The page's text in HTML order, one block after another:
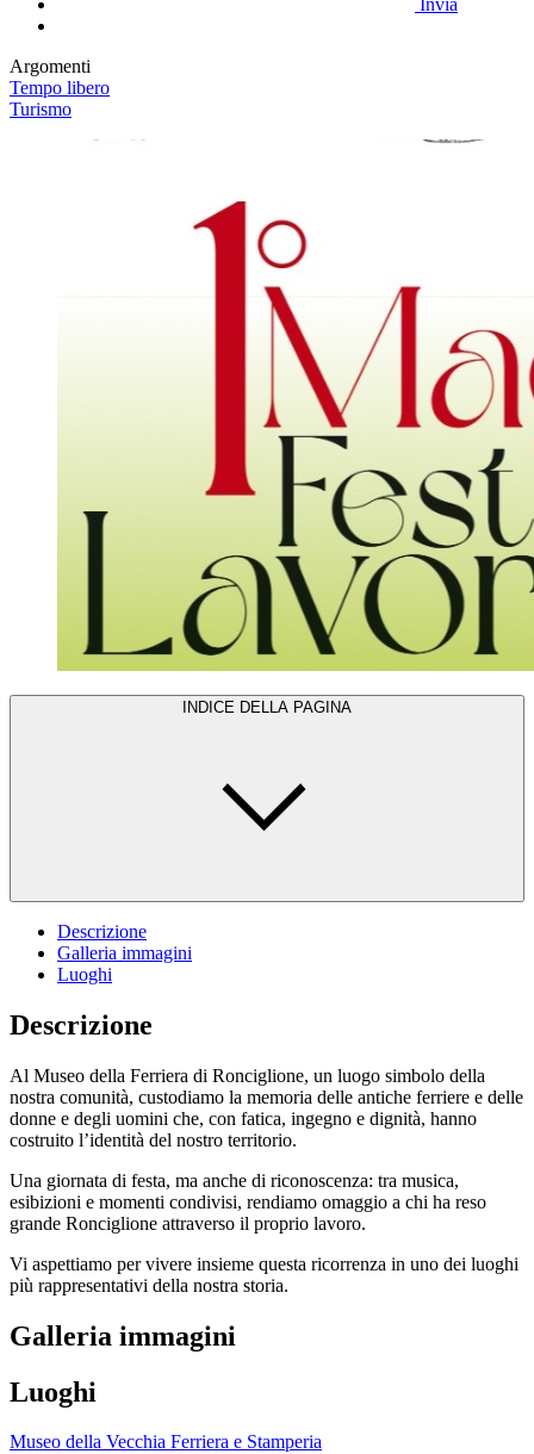
Argomenti
Tempo libero
Turismo
INDICE DELLA PAGINA
Descrizione
Galleria immagini
Luoghi
Descrizione
Al Museo della Ferriera di Ronciglione, un luogo simbolo della
nostra comunità, custodiamo la memoria delle antiche ferriere e delle
donne e degli uomini che, con fatica, ingegno e dignità, hanno
costruito l’identità del nostro territorio.
Una giornata di festa, ma anche di riconoscenza: tra musica,
esibizioni e momenti condivisi, rendiamo omaggio a chi ha reso
grande Ronciglione attraverso il proprio lavoro.
Vi aspettiamo per vivere insieme questa ricorrenza in uno dei luoghi
più rappresentativi della nostra storia.
Galleria immagini
Luoghi
Museo della Vecchia Ferriera e Stamperia